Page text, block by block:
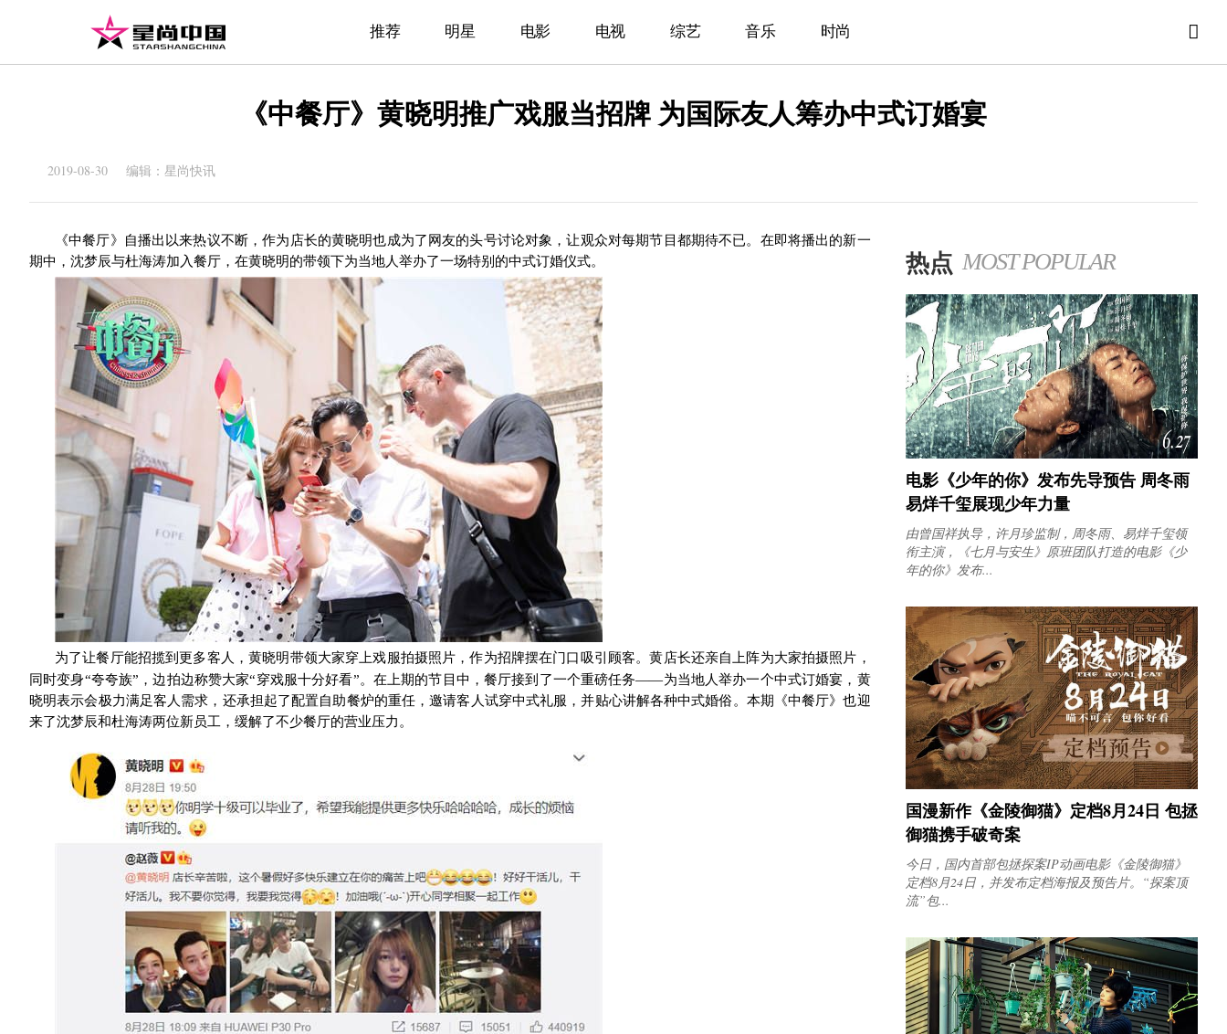
推荐 明星 电影 电视 综艺 音乐 时尚
《中餐厅》黄晓明推广戏服当招牌 为国际友人筹办中式订婚宴
2019-08-30 编辑：星尚快讯
《中餐厅》自播出以来热议不断，作为店长的黄晓明也成为了网友的头号讨论对象，让观众对每期节目都期待不已。在即将播出的新一
期中，沈梦辰与杜海涛加入餐厅，在黄晓明的带领下为当地人举办了一场特别的中式订婚仪式。
为了让餐厅能招揽到更多客人，黄晓明带领大家穿上戏服拍摄照片，作为招牌摆在门口吸引顾客。黄店长还亲自上阵为大家拍摄照片，
同时变身“夸夸族”，边拍边称赞大家“穿戏服十分好看”。在上期的节目中，餐厅接到了一个重磅任务——为当地人举办一个中式订婚宴，黄
晓明表示会极力满足客人需求，还承担起了配置自助餐炉的重任，邀请客人试穿中式礼服，并贴心讲解各种中式婚俗。本期《中餐厅》也迎
来了沈梦辰和杜海涛两位新员工，缓解了不少餐厅的营业压力。
热点 MOST POPULAR
电影《少年的你》发布先导预告 周冬雨
易烊千玺展现少年力量
由曾国祥执导，许月珍监制，周冬雨、易烊千玺领
衔主演，《七月与安生》原班团队打造的电影《少
年的你》发布...
国漫新作《金陵御猫》定档8月24日 包拯
御猫携手破奇案
今日，国内首部包拯探案IP动画电影《金陵御猫》
定档8月24日，并发布定档海报及预告片。“探案顶
流”包...